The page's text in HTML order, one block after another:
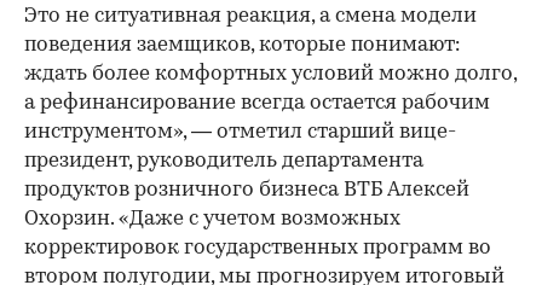
Это не ситуативная реакция, а смена модели
поведения заемщиков, которые понимают:
ждать более комфортных условий можно долго,
а рефинансирование всегда остается рабочим
инструментом», — отметил старший вице-
президент, руководитель департамента
продуктов розничного бизнеса ВТБ Алексей
Охорзин. «Даже с учетом возможных
корректировок государственных программ во
втором полугодии, мы прогнозируем итоговый